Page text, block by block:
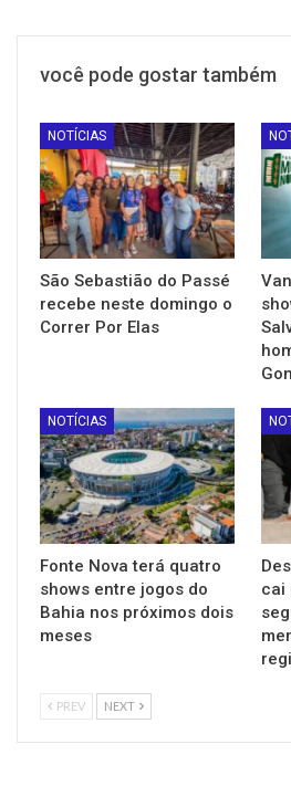
você pode gostar também
NOTÍCIAS
São Sebastião do Passé
recebe neste domingo o
Correr Por Elas
NOTÍCIAS
Fonte Nova terá quatro
shows entre jogos do
Bahia nos próximos dois
meses
cai
PREV NEXT